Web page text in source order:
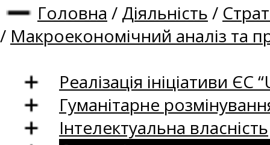
Головна / Діяльність /
/ Макроекономічний аналіз та
Реалізація ініціативи ЄС
Гуманітарне
Інтелектуальна власність